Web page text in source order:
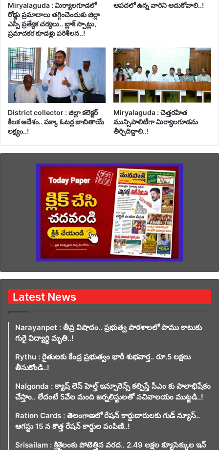
Miryalaguda : మిర్యాలగూడలో
రోడ్డు ప్రమాదాలు తగ్గించెందుకు జిల్లా
ఎస్పీ ప్రత్యేక చర్యలు.. బ్లాక్ స్పాట్లు,
ప్రమాదకర కూడళ్లు పరిశీలన..!
ఆపదలో ఉన్న వారిని ఆదుకోవాలి..!
District collector : జిల్లా కలెక్టర్
కీలక ఆదేశం.. పక్కా ఓటర్ల జాబితాయే
లక్ష్యం..!
Miryalaguda : చెత్తరహిత
మున్సిపాలిటీగా మిర్యాలగూడను
తీర్చిదిద్దాలి..!
Latest News
Narayanpet : తీవ్ర విషాదం.. ప్రభుత్వ పాఠశాలలో పాము కాటుకు
గురై విద్యార్థి మృతి..!
Rythu : రైతులకు కేంద్ర ప్రభుత్వం భారీ శుభవార్త.. రూ.5 లక్షలు
తీసుకోండి..!
Nalgonda : క్యాష్ లెస్ హెల్త్ ఇన్సూరెన్స్ కల్పిస్తే సీఎం కు పాలాభిషేకం
చేస్తాం.. లేదంటే 5వేల మంది జర్నలిస్టులతో సచివాలయం ముట్టడి..!
Ration Cards : తెలంగాణలో రేషన్ కార్డుదారులకు గుడ్ న్యూస్..
ఆగస్టు 15 న కొత్త రేషన్ కార్డుల పంపిణి..!
Srisailam : శ్రీశైలంకు పోటెత్తిన వరద.. 2.49 లక్షల క్యూసెక్కుల ఇన్